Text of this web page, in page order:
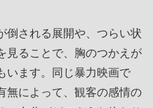
倒される展開や、つらい状
見ることで、胸のつかえが
います。同じ暴力映画で
無によって、観客の感情の